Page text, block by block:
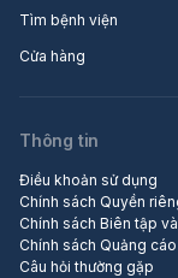
Tìm bệnh viện
Cửa hàng
Thông tin
Điều khoản sử dụng
Chính sách Quyền
Chính sách Biên tập
Chính sách Quảng
Câu hỏi thường gặp